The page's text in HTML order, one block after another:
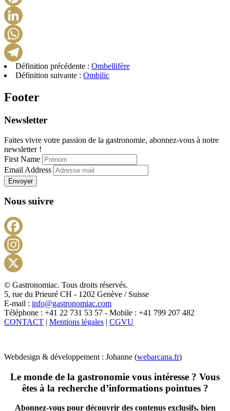
Telegram
Définition précédente : Ombellifère
Définition suivante : Ombilic
Footer
Newsletter
Faites vivre votre passion de la gastronomie, abonnez-vous à notre
newsletter !
First Name
Email Address
Envoyer
Nous suivre
X
© Gastronomiac. Tous droits réservés.
5, rue du Prieuré CH - 1202 Genève / Suisse
E-mail : info@gastronomiac.com
Téléphone : +41 22 731 53 57 - Mobile : +41 799 207 482
CONTACT | Mentions légales | CGVU
Webdesign & développement : Johanne (webarcana.fr)
Le monde de la gastronomie vous intéresse ? Vous
êtes à la recherche d’informations pointues ?
Abonnez-vous pour découvrir des contenus exclusifs, bien